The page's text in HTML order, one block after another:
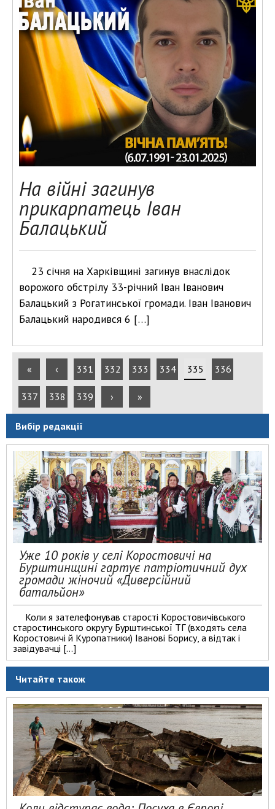
На війні загинув
прикарпатець Іван
Балацький
23 січня на Харківщині загинув внаслідок
ворожого обстрілу 33-річний Іван Іванович
Балацький з Рогатинської громади. Іван Іванович
Балацький народився 6 […]
« ‹ 331 332 333 334 335 336
337 338 339 › »
Вибір редакції
Уже 10 років у селі Коростовичі на
Бурштинщині гартує патріотичний дух
громади жіночий «Диверсійний
батальйон»
Коли я зателефонував старості Коростовичівського
старостинського округу Бурштинської ТГ (входять села
Коростовичі й Куропатники) Іванові Борису, а відтак і
завідувачці […]
Читайте також